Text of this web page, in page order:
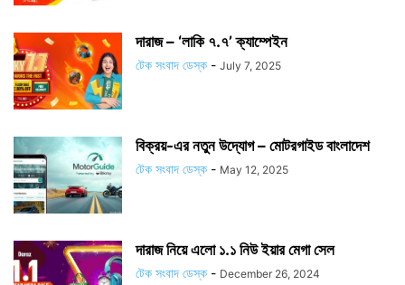
দারাজ – ‘লাকি ৭.৭’ ক্যাম্পেইন
টেক সংবাদ ডেস্ক - July 7, 2025
বিক্রয়-এর নতুন উদ্যোগ – মোটরগাইড বাংলাদেশ
টেক সংবাদ ডেস্ক - May 12, 2025
দারাজ নিয়ে এলো ১.১ নিউ ইয়ার মেগা সেল
টেক সংবাদ ডেস্ক - December 26, 2024